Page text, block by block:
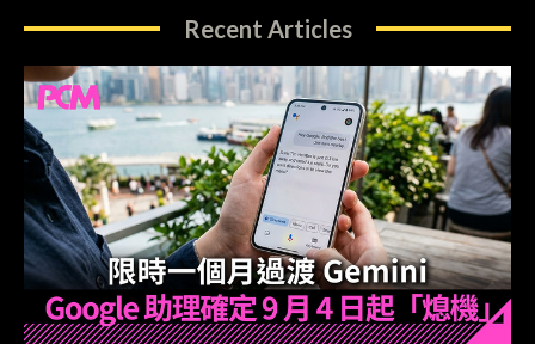
Recent Articles